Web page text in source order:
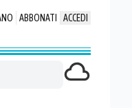
ABBONATI ACCEDI